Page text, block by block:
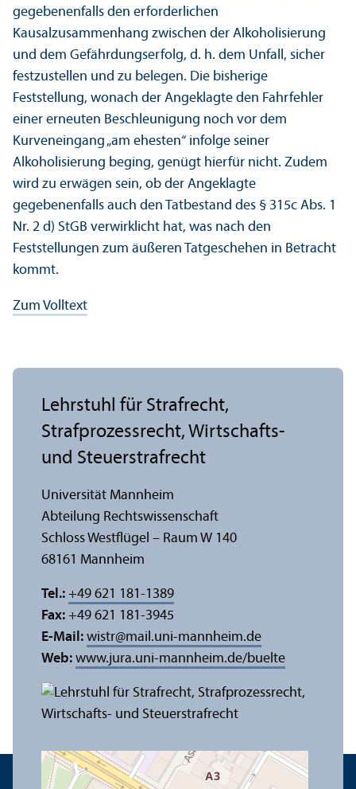
gegebenenfalls den erforderlichen
Kausalzusammenhang zwischen der Alkoholisierung
und dem Gefährdungs­erfolg, d. h. dem Unfall, sicher
festzustellen und zu belegen. Die bisherige
Feststellung, wonach der Angeklagte den Fahrfehler
einer erneuten Beschleunigung noch vor dem
Kurveneingang „am ehesten“ infolge seiner
Alkoholisierung beging, genügt hierfür nicht. Zudem
wird zu erwägen sein, ob der Angeklagte
gegebenenfalls auch den Tatbestand des § 315c Abs. 1
Nr. 2 d) StGB verwirklicht hat, was nach den
Feststellungen zum äußeren Tatgeschehen in Betracht
kommt.
Zum Volltext
Lehr­stuhl für Strafrecht,
Strafprozess­recht, Wirtschafts-
und Steuerstrafrecht
Universität Mannheim
Abteilung Rechts­wissenschaft
Schloss Westflügel – Raum W 140
68161 Mannheim
Tel.: +49 621 181-1389
Fax: +49 621 181-3945
E-Mail: wistr@mail.uni-mannheim.de
Web: www.jura.uni-mannheim.de/buelte